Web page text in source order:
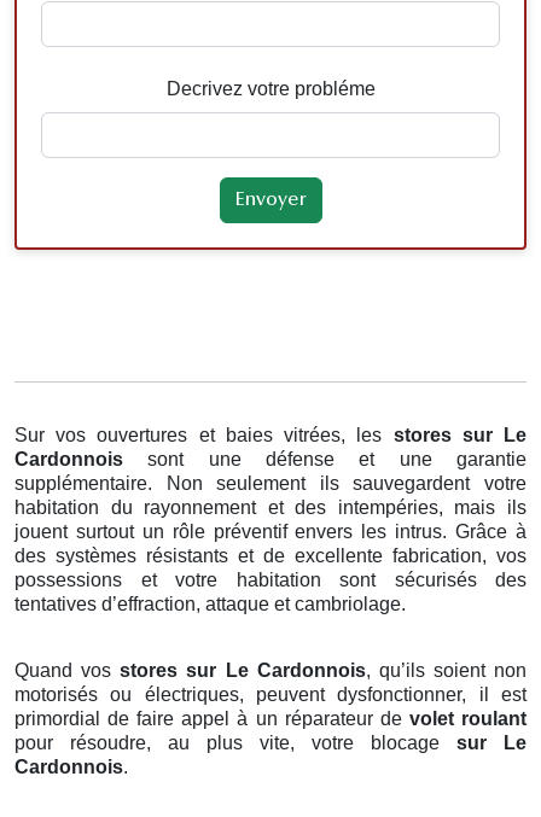
Decrivez votre probléme
Sur vos ouvertures et baies vitrées, les stores sur Le
Cardonnoissont une défense et une garantie
supplémentaire. Non seulement ils sauvegardent votre
habitation du rayonnement et des intempéries, mais ils
jouent surtout un rôle préventif envers les intrus. Grâce à
des systèmes résistants et de excellente fabrication, vos
possessions et votre habitation sont sécurisés des
tentatives d’effraction, attaque et cambriolage.
Quand vosstores sur Le Cardonnois, qu’ils soient non
motorisés ou électriques, peuvent dysfonctionner, il est
primordial de faire appel à un réparateur de volet roulant
pour résoudre, au plus vite, votre blocage sur Le
Cardonnois.